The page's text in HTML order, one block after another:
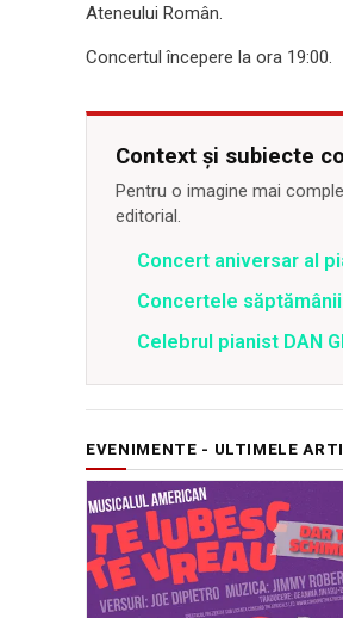
Ateneului Român.
Concertul începere la ora 19:00.
Context și subiecte
Pentru o imagine mai
editorial.
Concert aniversar al
Concertele săptămânii
Celebrul pianist DAN
EVENIMENTE - ULTIMELE